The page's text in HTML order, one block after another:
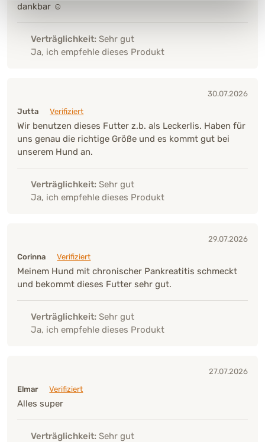
dankbar ☺️
Verträglichkeit:Sehr gut
Ja, ich empfehle dieses Produkt
30.07.2026
Jutta
Verifiziert
Wir benutzen dieses Futter z.b. als Leckerlis. Haben für
uns genau die richtige Größe und es kommt gut bei
unserem Hund an.
Verträglichkeit: Sehr gut
Ja, ich empfehle dieses Produkt
29.07.2026
Corinna
Verifiziert
Meinem Hund mit chronischer Pankreatitis schmeckt
und bekommt dieses Futter sehr gut.
Verträglichkeit: Sehr gut
Ja, ich empfehle dieses Produkt
27.07.2026
Elmar
Verifiziert
Alles super
Verträglichkeit: Sehr gut